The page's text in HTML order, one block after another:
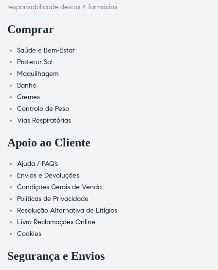
responsabilidade destas 4 farmácias.
Comprar
Saúde e Bem-Estar
Protetor Sol
Maquilhagem
Banho
Cremes
Controlo de Peso
Vias Respiratórias
Apoio ao Cliente
Ajuda / FAQ’s
Envios e Devoluções
Condições Gerais de Venda
Políticas de Privacidade
Resolução Alternativa de Litígios
Livro Reclamações Online
Cookies
Segurança e Envios